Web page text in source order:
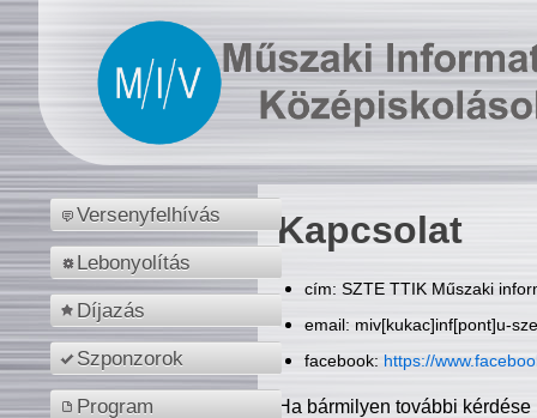
Versenyfelhívás
Lebonyolítás
Díjazás
Szponzorok
Program
Kapcsolat
cím: SZTE TTIK Műszaki
email: miv[kukac]inf[pont]u-
facebook: https://
Ha bármilyen további